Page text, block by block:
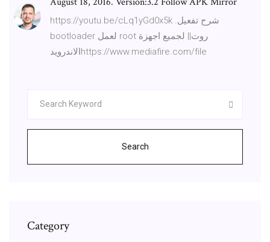
https://youtu.be/cLq1yGd0x5k .شرح تفعيل
bootloader لعمل root روت|| لجميع اجهزة
الاندرويدhttps://www.mediafire.com/file
Search
Category